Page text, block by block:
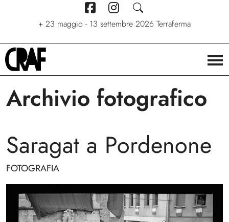
7 giugno - 6 settembre 2026 Stelle. Ritratti nel cinema di
+ 23 maggio - 13 settembre 2026 Terraferma
+ 24/04/2026 - 27/09/2026 Via per le strade
Archivio fotografico
Saragat a Pordenone
FOTOGRAFIA